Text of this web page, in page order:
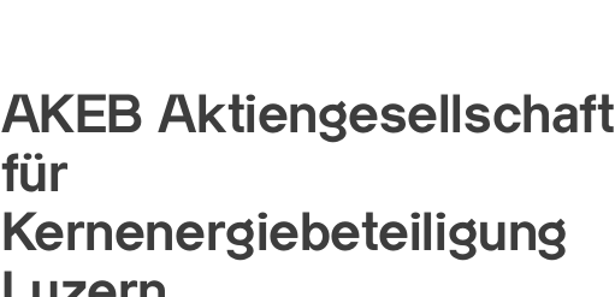
AKEB Aktiengesellschaft
für
Kernenergiebeteiligung